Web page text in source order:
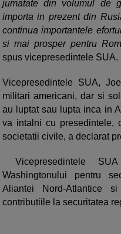
jumatate din volumul de
importa in prezent din
continua importantele
si mai prosper pentru
spus vicepresedintele SUA.
Vicepresedintele SUA,
militari americani, dar si
au luptat sau lupta inca in
va intalni cu presedintele,
societatii civile, a declarat
Vicepresedintele
Washingtonului pentru
Aliantei Nord-Atlantice
contributiile la securitatea